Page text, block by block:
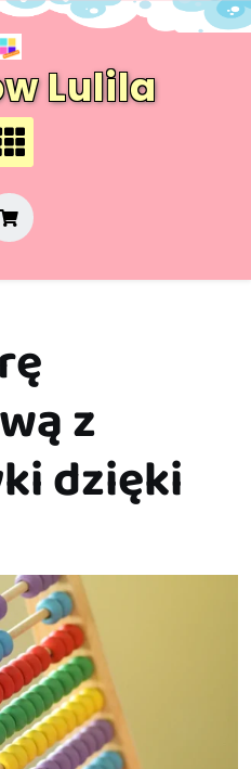
Lulila
z
dzięki